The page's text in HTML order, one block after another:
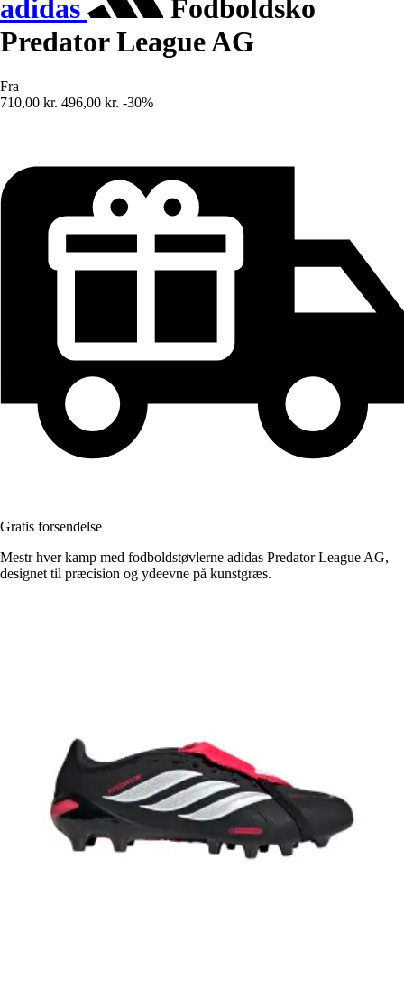
adidas
Fodboldsko
Predator League AG
Fra
710,00 kr. 496,00 kr. -30%
Gratis forsendelse
Mestr hver kamp med fodboldstøvlerne adidas Predator League AG,
designet til præcision og ydeevne på kunstgræs.